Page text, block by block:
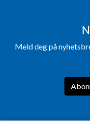
Meld deg på